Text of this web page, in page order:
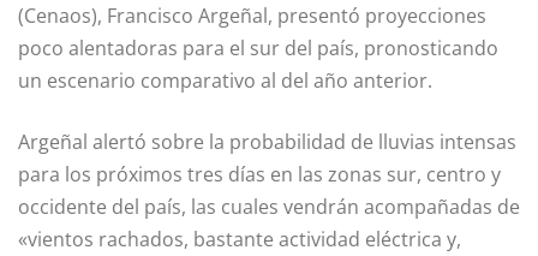
(Cenaos), Francisco Argeñal, presentó proyecciones
poco alentadoras para el sur del país, pronosticando
un escenario comparativo al del año anterior.
Argeñal alertó sobre la probabilidad de lluvias intensas
para los próximos tres días en las zonas sur, centro y
occidente del país, las cuales vendrán acompañadas de
«vientos rachados, bastante actividad eléctrica y,